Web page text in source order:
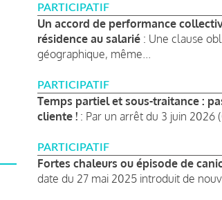
PARTICIPATIF
Un accord de performance
résidence au salarié : Une clause
géographique, même...
PARTICIPATIF
Temps partiel et sous-traitance :
cliente ! : Par un arrêt du 3 juin 2026
PARTICIPATIF
Fortes chaleurs ou épisode de
date du 27 mai 2025 introduit de